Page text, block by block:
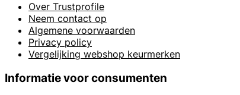
Over Trustprofile
Neem contact op
Algemene voorwaarden
Privacy policy
Vergelijking webshop keurmerken
Informatie voor consumenten